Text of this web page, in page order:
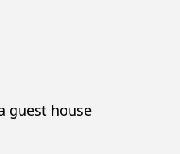
guest house